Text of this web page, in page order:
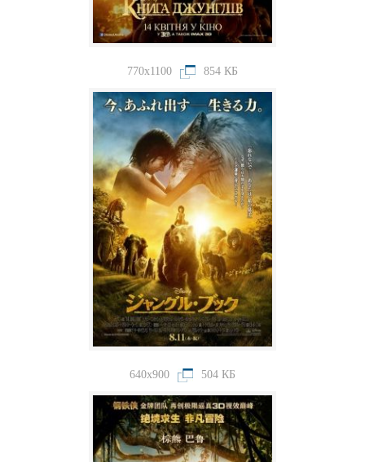
770x1100 854 КБ
640x900 504 КБ